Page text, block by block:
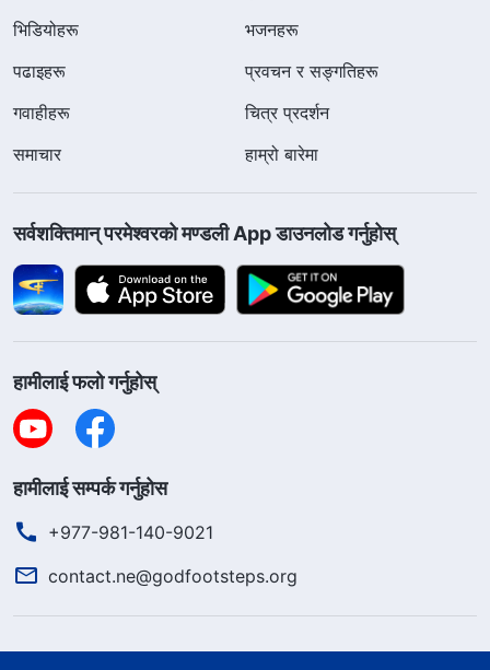
भिडियोहरू
भजनहरू
पढाइहरू
प्रवचन र सङ्गतिहरू
गवाहीहरू
चित्र प्रदर्शन
समाचार
हाम्रो बारेमा
सर्वशक्तिमान्‌ परमेश्‍वरको मण्डली App डाउनलोड गर्नुहोस्
हामीलाई फलो गर्नुहोस्
हामीलाई सम्पर्क गर्नुहोस
+977-981-140-9021
contact.ne@godfootsteps.org